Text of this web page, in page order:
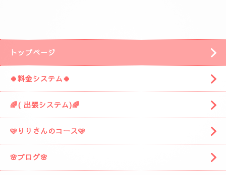
安倍川駅の方に進みますと
左側に広い駐車場がありますそこの１９番に
お車を停めてください。
着きましたら お電話お願いしますね。
スタッフがお出迎えに伺います。